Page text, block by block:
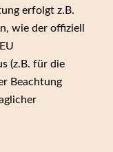
erfolgt z.B.
wie der offiziell
(z.B. für die
Beachtung